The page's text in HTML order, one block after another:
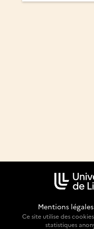
Mentions légales
Ce site utilise des
statistiques